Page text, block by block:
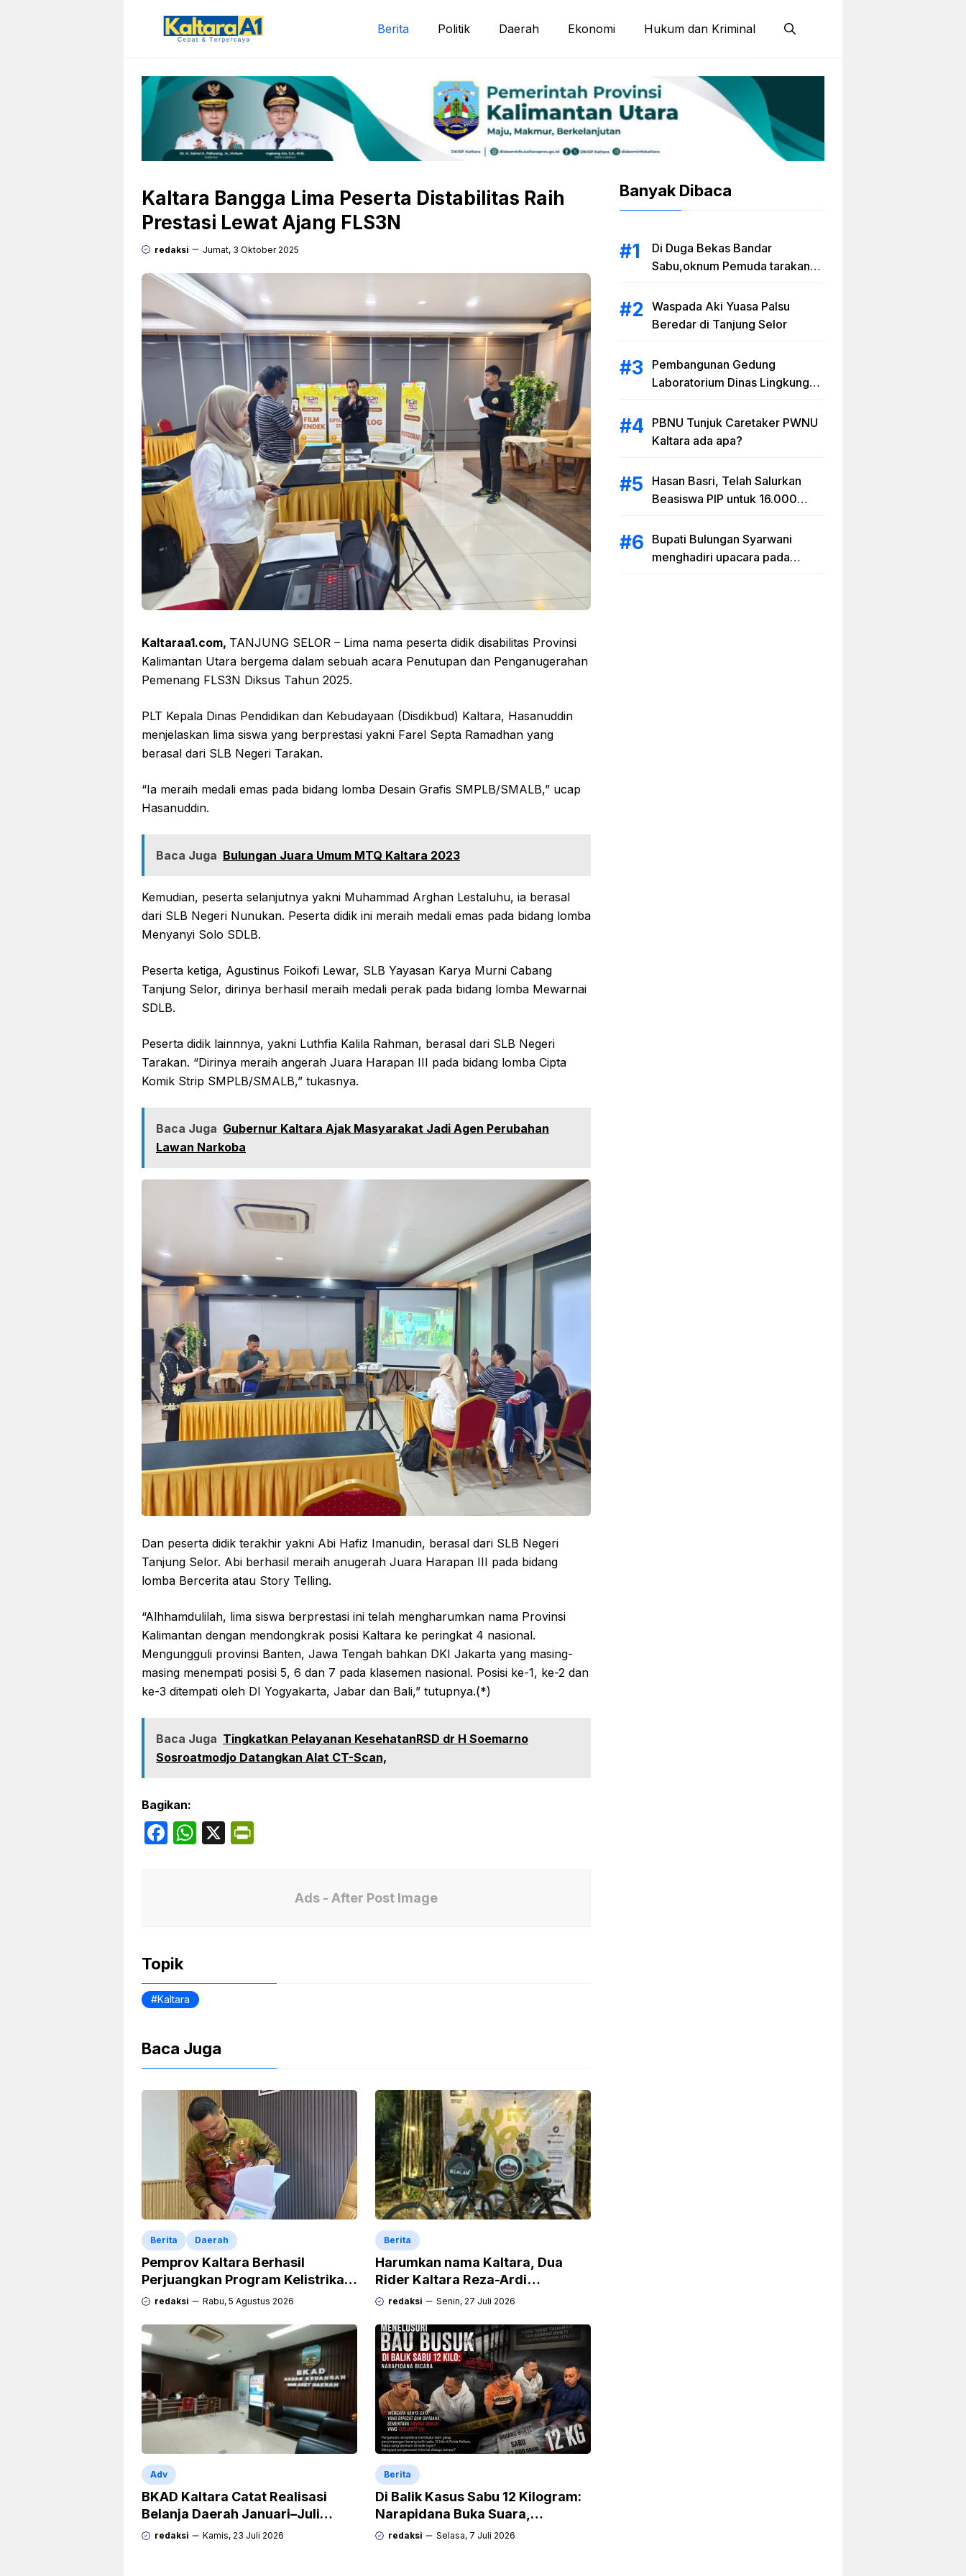
Berita Politik Daerah Ekonomi Hukum dan Kriminal
Kaltara Bangga Lima Peserta Distabilitas Raih
Prestasi Lewat Ajang FLS3N
redaksi Jumat, 3 Oktober 2025
Kaltaraa1.com, TANJUNG SELOR – Lima nama peserta didik disabilitas Provinsi
Kalimantan Utara bergema dalam sebuah acara Penutupan dan Penganugerahan
Pemenang FLS3N Diksus Tahun 2025.
PLT Kepala Dinas Pendidikan dan Kebudayaan (Disdikbud) Kaltara, Hasanuddin
menjelaskan lima siswa yang berprestasi yakni Farel Septa Ramadhan yang
berasal dari SLB Negeri Tarakan.
“Ia meraih medali emas pada bidang lomba Desain Grafis SMPLB/SMALB,” ucap
Hasanuddin.
Baca Juga Bulungan Juara Umum MTQ Kaltara 2023
Kemudian, peserta selanjutnya yakni Muhammad Arghan Lestaluhu, ia berasal
dari SLB Negeri Nunukan. Peserta didik ini meraih medali emas pada bidang lomba
Menyanyi Solo SDLB.
Peserta ketiga, Agustinus Foikofi Lewar, SLB Yayasan Karya Murni Cabang
Tanjung Selor, dirinya berhasil meraih medali perak pada bidang lomba Mewarnai
SDLB.
Peserta didik lainnnya, yakni Luthfia Kalila Rahman, berasal dari SLB Negeri
Tarakan. “Dirinya meraih angerah Juara Harapan III pada bidang lomba Cipta
Komik Strip SMPLB/SMALB,” tukasnya.
Baca Juga Gubernur Kaltara Ajak Masyarakat Jadi Agen Perubahan
Lawan Narkoba
Dan peserta didik terakhir yakni Abi Hafiz Imanudin, berasal dari SLB Negeri
Tanjung Selor. Abi berhasil meraih anugerah Juara Harapan III pada bidang
lomba Bercerita atau Story Telling.
“Alhhamdulilah, lima siswa berprestasi ini telah mengharumkan nama Provinsi
Kalimantan dengan mendongkrak posisi Kaltara ke peringkat 4 nasional.
Mengungguli provinsi Banten, Jawa Tengah bahkan DKI Jakarta yang masing-
masing menempati posisi 5, 6 dan 7 pada klasemen nasional. Posisi ke-1, ke-2 dan
ke-3 ditempati oleh DI Yogyakarta, Jabar dan Bali,” tutupnya.(*)
Baca Juga Tingkatkan Pelayanan KesehatanRSD dr H Soemarno
Sosroatmodjo Datangkan Alat CT-Scan,
Bagikan:
F
o
k
W X
Ads - After Post Image
Topik
Kaltara
Baca Juga
Berita Daerah
Pemprov Kaltara Berhasil
Perjuangkan Program Kelistrikan
Rp471 Miliar dari Pemerintah
redaksi Rabu, 5 Agustus 2026
Berita
Harumkan nama Kaltara, Dua
Rider Kaltara Reza-Ardi
menuntaskan tantangan ekstrem
redaksi Senin, 27 Juli 2026
Adv
BKAD Kaltara Catat Realisasi
Belanja Daerah Januari–Juli
Capai 38,9 Persen
redaksi Kamis, 23 Juli 2026
Berita
Di Balik Kasus Sabu 12 Kilogram:
Narapidana Buka Suara,
“Mengapa Hanya Saya yang
redaksi Selasa, 7 Juli 2026
Banyak Dibaca
Di Duga Bekas Bandar
Sabu,oknum Pemuda tarakan
Waspada Aki Yuasa Palsu
Beredar di Tanjung Selor
Pembangunan Gedung
Laboratorium Dinas Lingkungan
sesuai RAB
PBNU Tunjuk Caretaker PWNU
Kaltara ada apa?
Hasan Basri, Telah Salurkan
Beasiswa PIP untuk 16.000
Bupati Bulungan Syarwani
menghadiri upacara pada